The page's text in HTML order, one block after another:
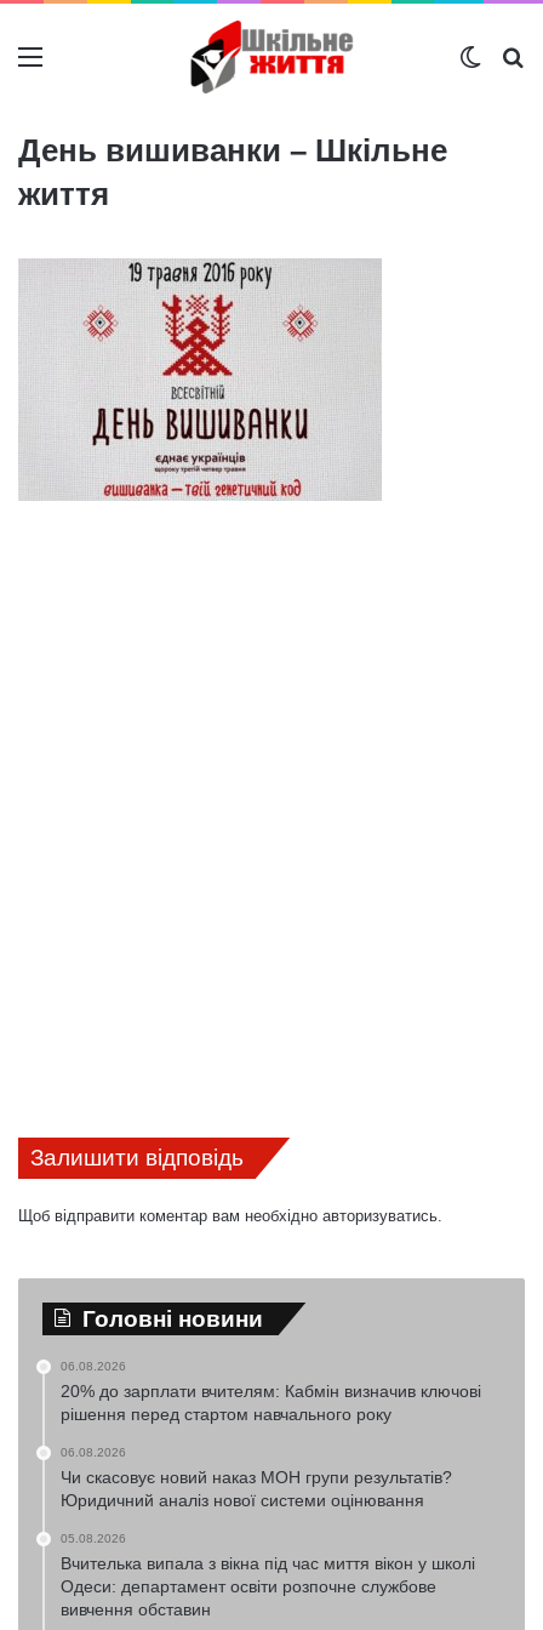
Меню
День вишиванки – Шкільне
життя
Залишити відповідь
Щоб відправити коментар вам необхідно авторизуватись.
Головні новини
06.08.2026
20% до зарплати вчителям: Кабмін визначив ключові
рішення перед стартом навчального року
06.08.2026
Чи скасовує новий наказ МОН групи результатів?
Юридичний аналіз нової системи оцінювання
05.08.2026
Вчителька випала з вікна під час миття вікон у школі
Одеси: департамент освіти розпочне службове
вивчення обставин